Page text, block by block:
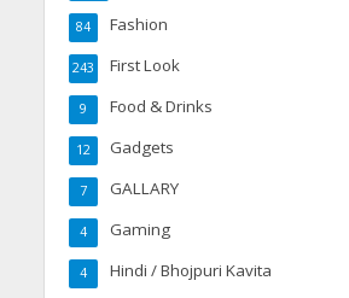
Fashion
84
First Look
243
Food & Drinks
9
Gadgets
12
GALLARY
7
Gaming
4
Hindi / Bhojpuri Kavita
4